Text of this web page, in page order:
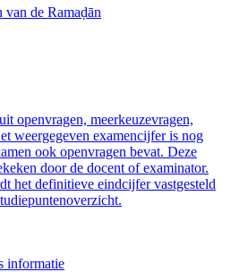
van de Ramaḍān
openvragen, meerkeuzevragen,
weergegeven examencijfer is nog
ook openvragen bevat. Deze
door de docent of examinator.
het definitieve eindcijfer vastgesteld
informatie